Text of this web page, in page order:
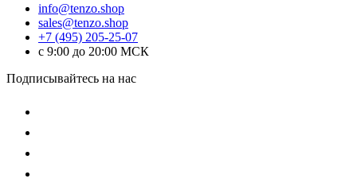
info@tenzo.shop
sales@tenzo.shop
+7 (495) 205-25-07
с 9:00 до 20:00 МСК
Подписывайтесь на нас